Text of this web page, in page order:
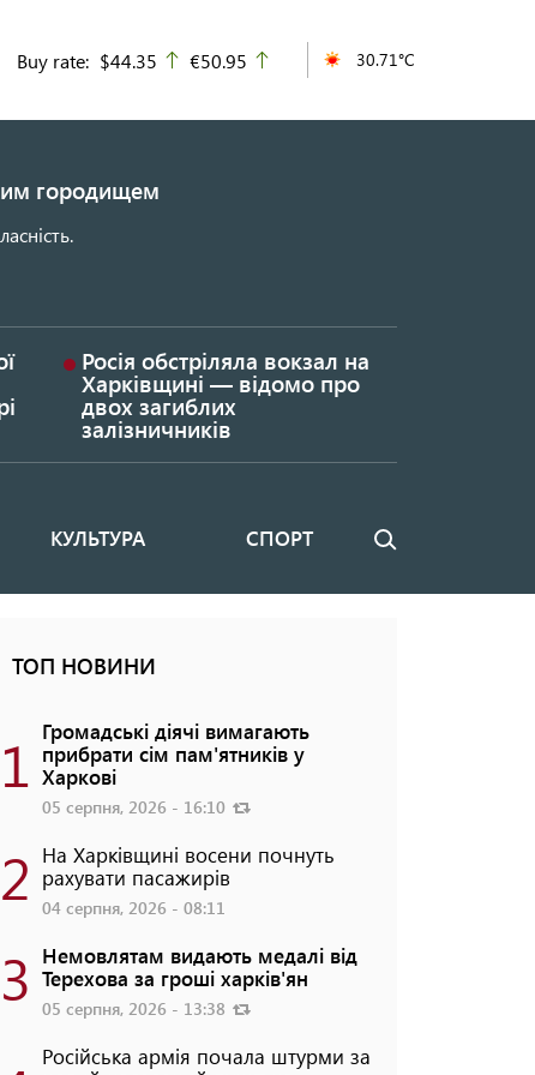
Buy rate: $44.35 up
€50.95 30.71°C
городищем
Росія обстріляла вокзал на
Харківщині — відомо про
двох загиблих
залізничників
КУЛЬТУРА СПОРТ Пошук
ТОП НОВИНИ
1 Громадські діячі вимагають
прибрати сім пам'ятників у
Харкові
05 серпня, 2026 - 16:10
2 На Харківщині восени почнуть
рахувати пасажирів
04 серпня, 2026 - 08:11
3 Немовлятам видають медалі від
Терехова за гроші харків'ян
05 серпня, 2026 - 13:38
Російська армія почала штурми за